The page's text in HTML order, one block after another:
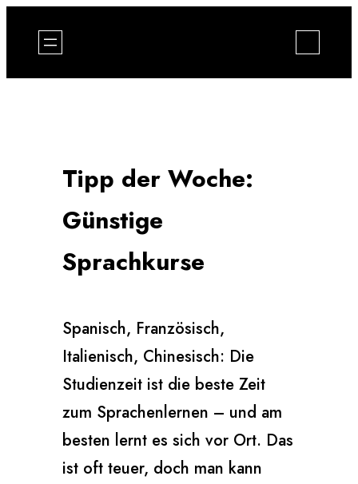
Inhalt
springen
Tipp der Woche:
Günstige
Sprachkurse
Spanisch, Französisch,
Italienisch, Chinesisch: Die
Studienzeit ist die beste Zeit
zum Sprachenlernen – und am
besten lernt es sich vor Ort. Das
ist oft teuer, doch man kann